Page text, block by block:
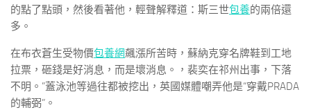
的點了點頭，然後看著他，輕聲解釋道：斯三世包養的兩倍還
多。
在布衣蒼生受物價包養網飆漲所苦時，蘇納克穿名牌鞋到工地
拉票，砸錢是好消息，而是壞消息。，裴奕在祁州出事，下落
不明。”蓋泳池等過往都被挖出，英國媒體嘲弄他是“穿戴PRADA
的輔弼”。